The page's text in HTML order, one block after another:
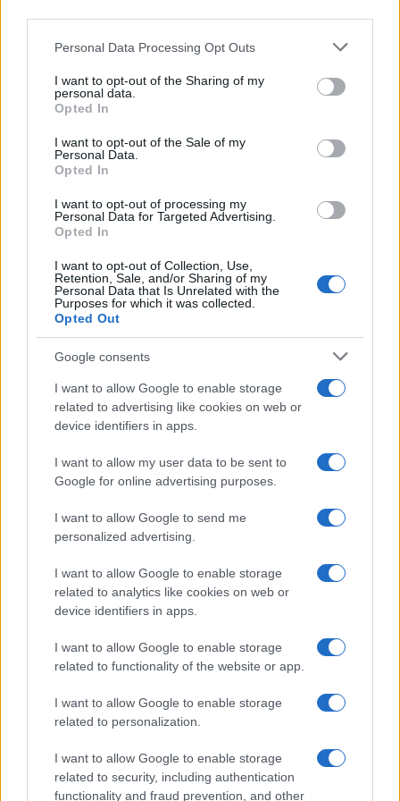
Please note that this website/app uses one or more Google
not limited to your visit or usage behaviour. You may click to
grant or deny consent to Google and its third-party tags to
use your data for below specified purposes in below Google
consent section.
Personal Data Processing Opt Outs
I want to opt-out of the Sharing of my
personal data.
Opted In
I want to opt-out of the Sale of my
Personal Data.
Opted In
I want to opt-out of processing my
Personal Data for Targeted Advertising.
Opted In
I want to opt-out of Collection, Use,
Retention, Sale, and/or Sharing of my
Personal Data that Is Unrelated with the
Purposes for which it was collected.
Opted Out
Google consents
I want to allow Google to enable storage
related to advertising like cookies on web or
device identifiers in apps.
I want to allow my user data to be sent to
Google for online advertising purposes.
I want to allow Google to send me
personalized advertising.
I want to allow Google to enable storage
related to analytics like cookies on web or
device identifiers in apps.
I want to allow Google to enable storage
related to functionality of the website or app.
I want to allow Google to enable storage
related to personalization.
I want to allow Google to enable storage
related to security, including authentication
functionality and fraud prevention, and other
cornice interpretativa che integra valori
antropologici e strumenti giuridici, proponendo una
teoria della governance multilivello dell’IA che
sovranazionali e con le sfide poste dalla
trasformazione digitale globale.
Edoardo Marchesi
Edoardo Marchesi, voce delle notizie di
Palermo, ricorda la notte in cui seguì il corteo
nomi: da allora predilige verifiche sul campo.
e custodisce una collezione di vecchie
mappe della città.